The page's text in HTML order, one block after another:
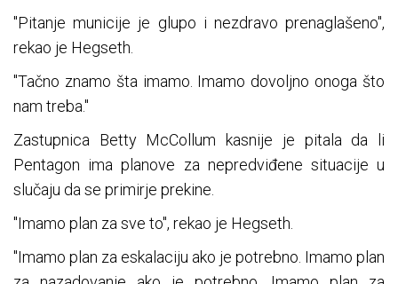
"Pitanje municije je glupo i nezdravo prenaglašeno",
rekao je Hegseth.
"Tačno znamo šta imamo. Imamo dovoljno onoga što
nam treba."
Zastupnica Betty McCollum kasnije je pitala da li
Pentagon ima planove za nepredviđene situacije u
slučaju da se primirje prekine.
"Imamo plan za sve to", rekao je Hegseth.
"Imamo plan za eskalaciju ako je potrebno. Imamo plan